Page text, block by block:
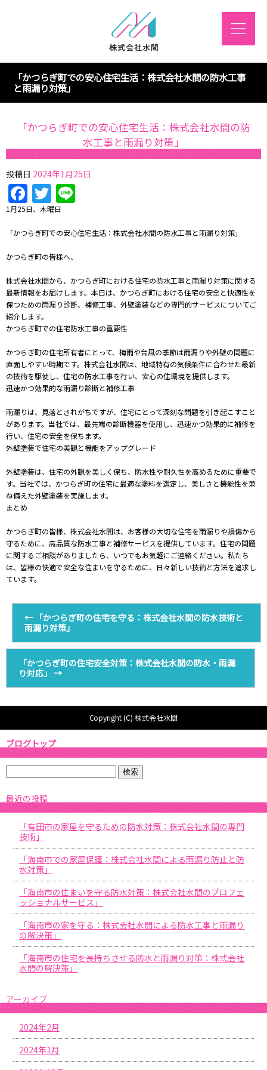
「かつらぎ町での安心住宅生活：株式会社水間の防水工事
と雨漏り対策」
「かつらぎ町での安心住宅生活：株式会社水間の防
水工事と雨漏り対策」
投稿日 2024年1月25日
Facebook
Twitter
1月25日、木曜日
「かつらぎ町での安心住宅生活：株式会社水間の防水工事と雨漏り対策」
かつらぎ町の皆様へ、
株式会社水間から、かつらぎ町における住宅の防水工事と雨漏り対策に関する
最新情報をお届けします。本日は、かつらぎ町における住宅の安全と快適性を
保つための雨漏り診断、補修工事、外壁塗装などの専門的サービスについてご
紹介します。
かつらぎ町での住宅防水工事の重要性
かつらぎ町の住宅所有者にとって、梅雨や台風の季節は雨漏りや外壁の問題に
直面しやすい時期です。株式会社水間は、地域特有の気候条件に合わせた最新
の技術を駆使し、住宅の防水工事を行い、安心の住環境を提供します。
迅速かつ効果的な雨漏り診断と補修工事
雨漏りは、見落とされがちですが、住宅にとって深刻な問題を引き起こすこと
があります。当社では、最先端の診断機器を使用し、迅速かつ効果的に補修を
行い、住宅の安全を保ちます。
外壁塗装で住宅の美観と機能をアップグレード
外壁塗装は、住宅の外観を美しく保ち、防水性や耐久性を高めるために重要で
す。当社では、かつらぎ町の住宅に最適な塗料を選定し、美しさと機能性を兼
ね備えた外壁塗装を実施します。
まとめ
かつらぎ町の皆様、株式会社水間は、お客様の大切な住宅を雨漏りや損傷から
守るために、高品質な防水工事と補修サービスを提供しています。住宅の問題
に関するご相談がありましたら、いつでもお気軽にご連絡ください。私たち
は、皆様の快適で安全な住まいを守るために、日々新しい技術と方法を追求し
ています。
← 「かつらぎ町の住宅を守る：株式会社水間の防水技術と
雨漏り対策」
「かつらぎ町の住宅安全対策：株式会社水間の防水・雨漏
り対応」 →
Copyright (C) 株式会社水間
ブログトップ
最近の投稿
「有田市の家屋を守るための防水対策：株式会社水間の専門
技術」
「海南市での家屋保護：株式会社水間による雨漏り防止と防
水対策」
「海南市の住まいを守る防水対策：株式会社水間のプロフェ
ッショナルサービス」
「海南市の家を守る：株式会社水間による防水工事と雨漏り
の解決策」
「海南市の住宅を長持ちさせる防水と雨漏り対策：株式会社
水間の解決策」
アーカイブ
2024年2月
2024年1月